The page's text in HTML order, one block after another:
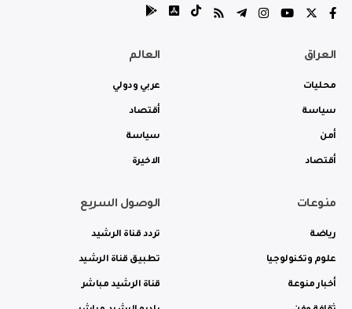
العراق
محليات
سياسة
أمن
أقتصاد
العالم
عربي ودولي
أقتصاد
سياسة
الاخيرة
منوعات
رياضة
علوم وتكنولوجيا
أخبار منوعة
الوصول السريع
تردد قناة الرشيد
تطبيق قناة الرشيد
قناة الرشيد مباشر